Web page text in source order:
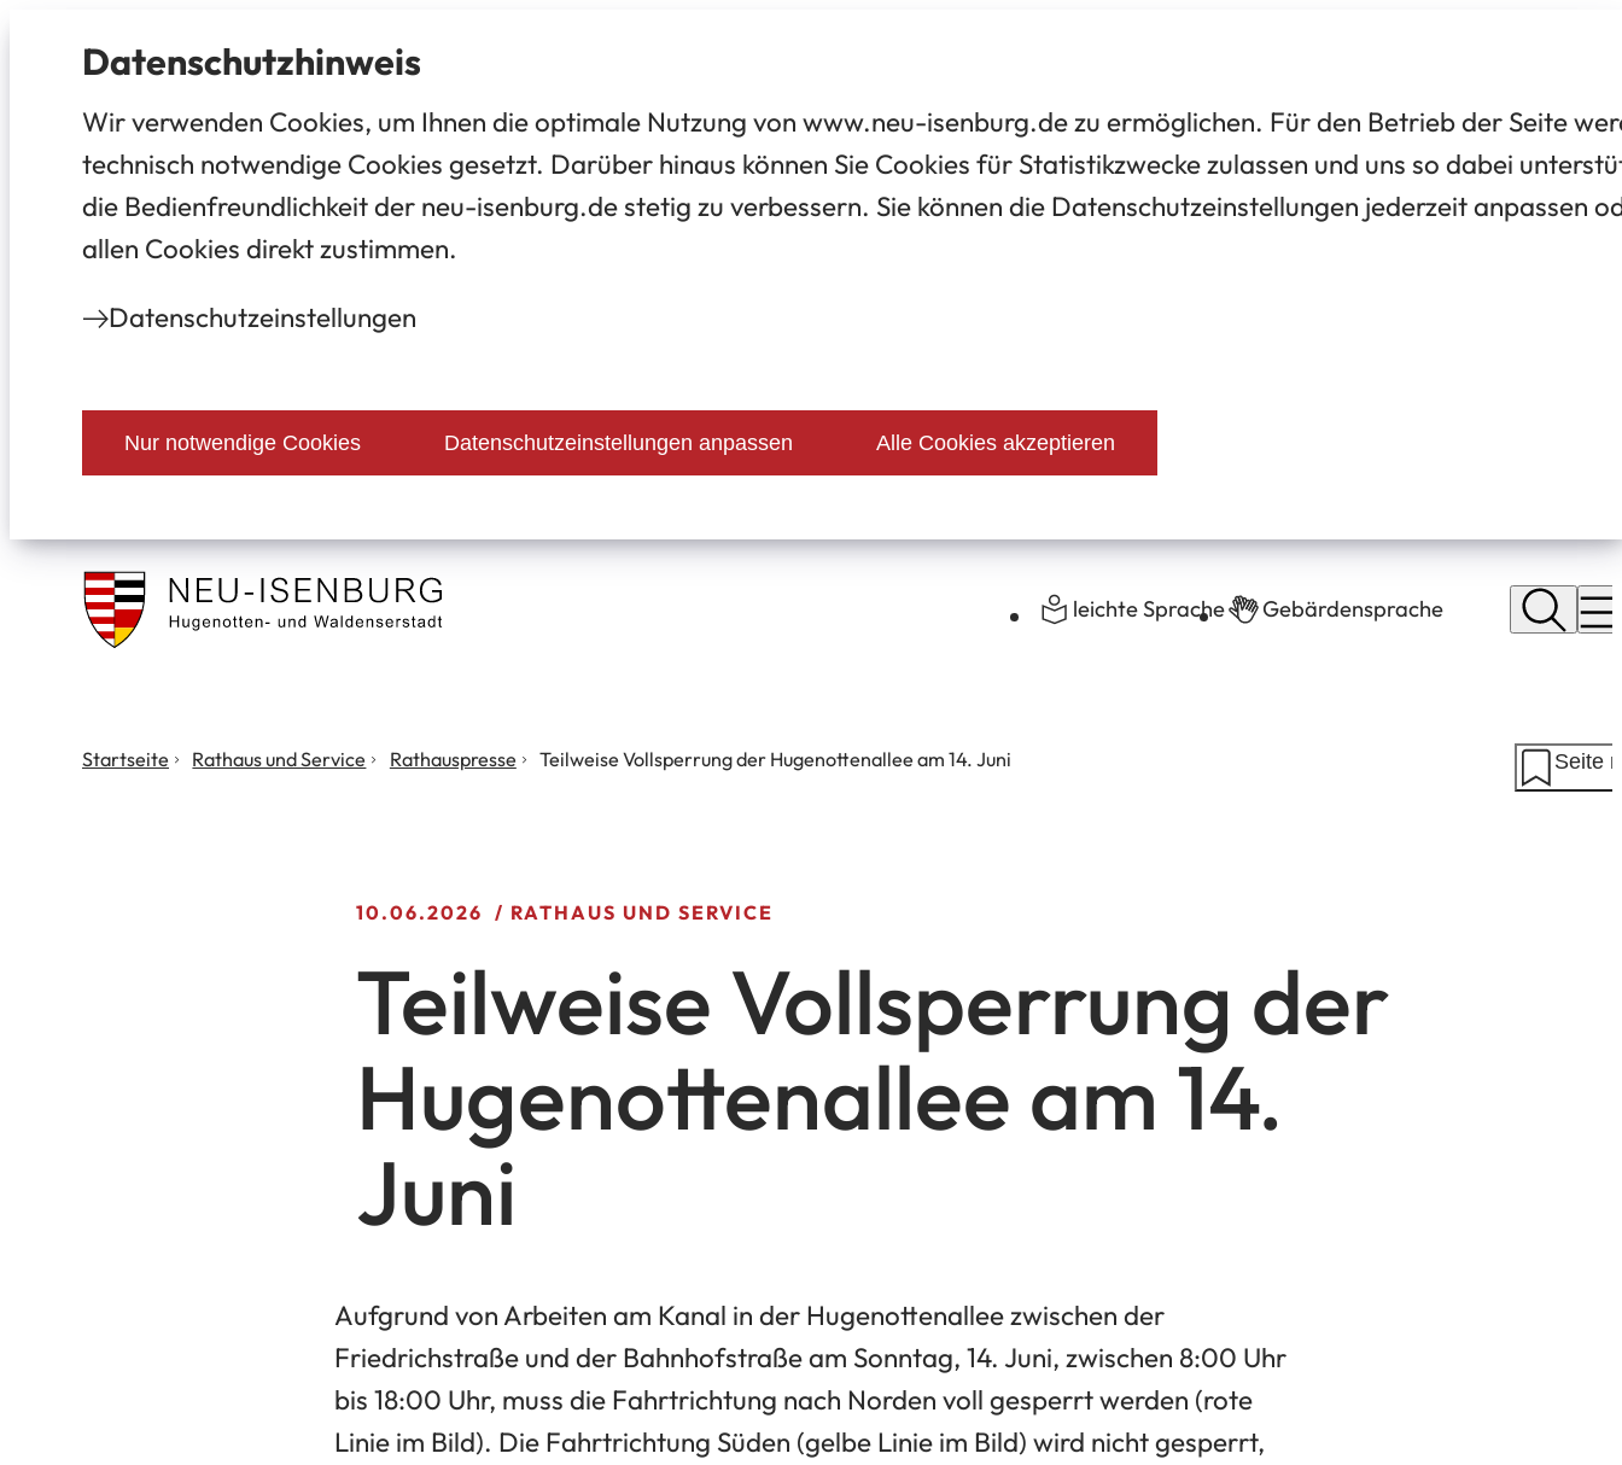
Datenschutz­hinweis
Wir verwenden Cookies, um Ihnen die optimale Nutzung von www.neu-isenburg.de zu ermöglichen. Für den Betrieb der Seite
technisch notwendige Cookies gesetzt. Darüber hinaus können Sie Cookies für Statistikzwecke zulassen und uns so dabei
die Bedienfreundlichkeit der neu-isenburg.de stetig zu verbessern. Sie können die Datenschutzeinstellungen jederzeit anpassen
allen Cookies direkt zustimmen.
Datenschutz­einstellungen
Nur notwendige Cookies Datenschutzeinstellungen anpassen Alle Cookies akzeptieren
Stadt
Isenburg
leichte Sprache Gebärdensprache
Startseite Rathaus und Service Rathauspresse Teilweise Vollsperrung der Hugenottenallee am 14. Juni Seite
10.06.2026 RATHAUS UND SERVICE
Teilweise Vollsperrung der
Hugenottenallee am 14.
Juni
Aufgrund von Arbeiten am Kanal in der Hugenottenallee zwischen der
Friedrichstraße und der Bahnhofstraße am Sonntag, 14. Juni, zwischen 8:00 Uhr
bis 18:00 Uhr, muss die Fahrtrichtung nach Norden voll gesperrt werden (rote
Linie im Bild). Die Fahrtrichtung Süden (gelbe Linie im Bild) wird nicht gesperrt,